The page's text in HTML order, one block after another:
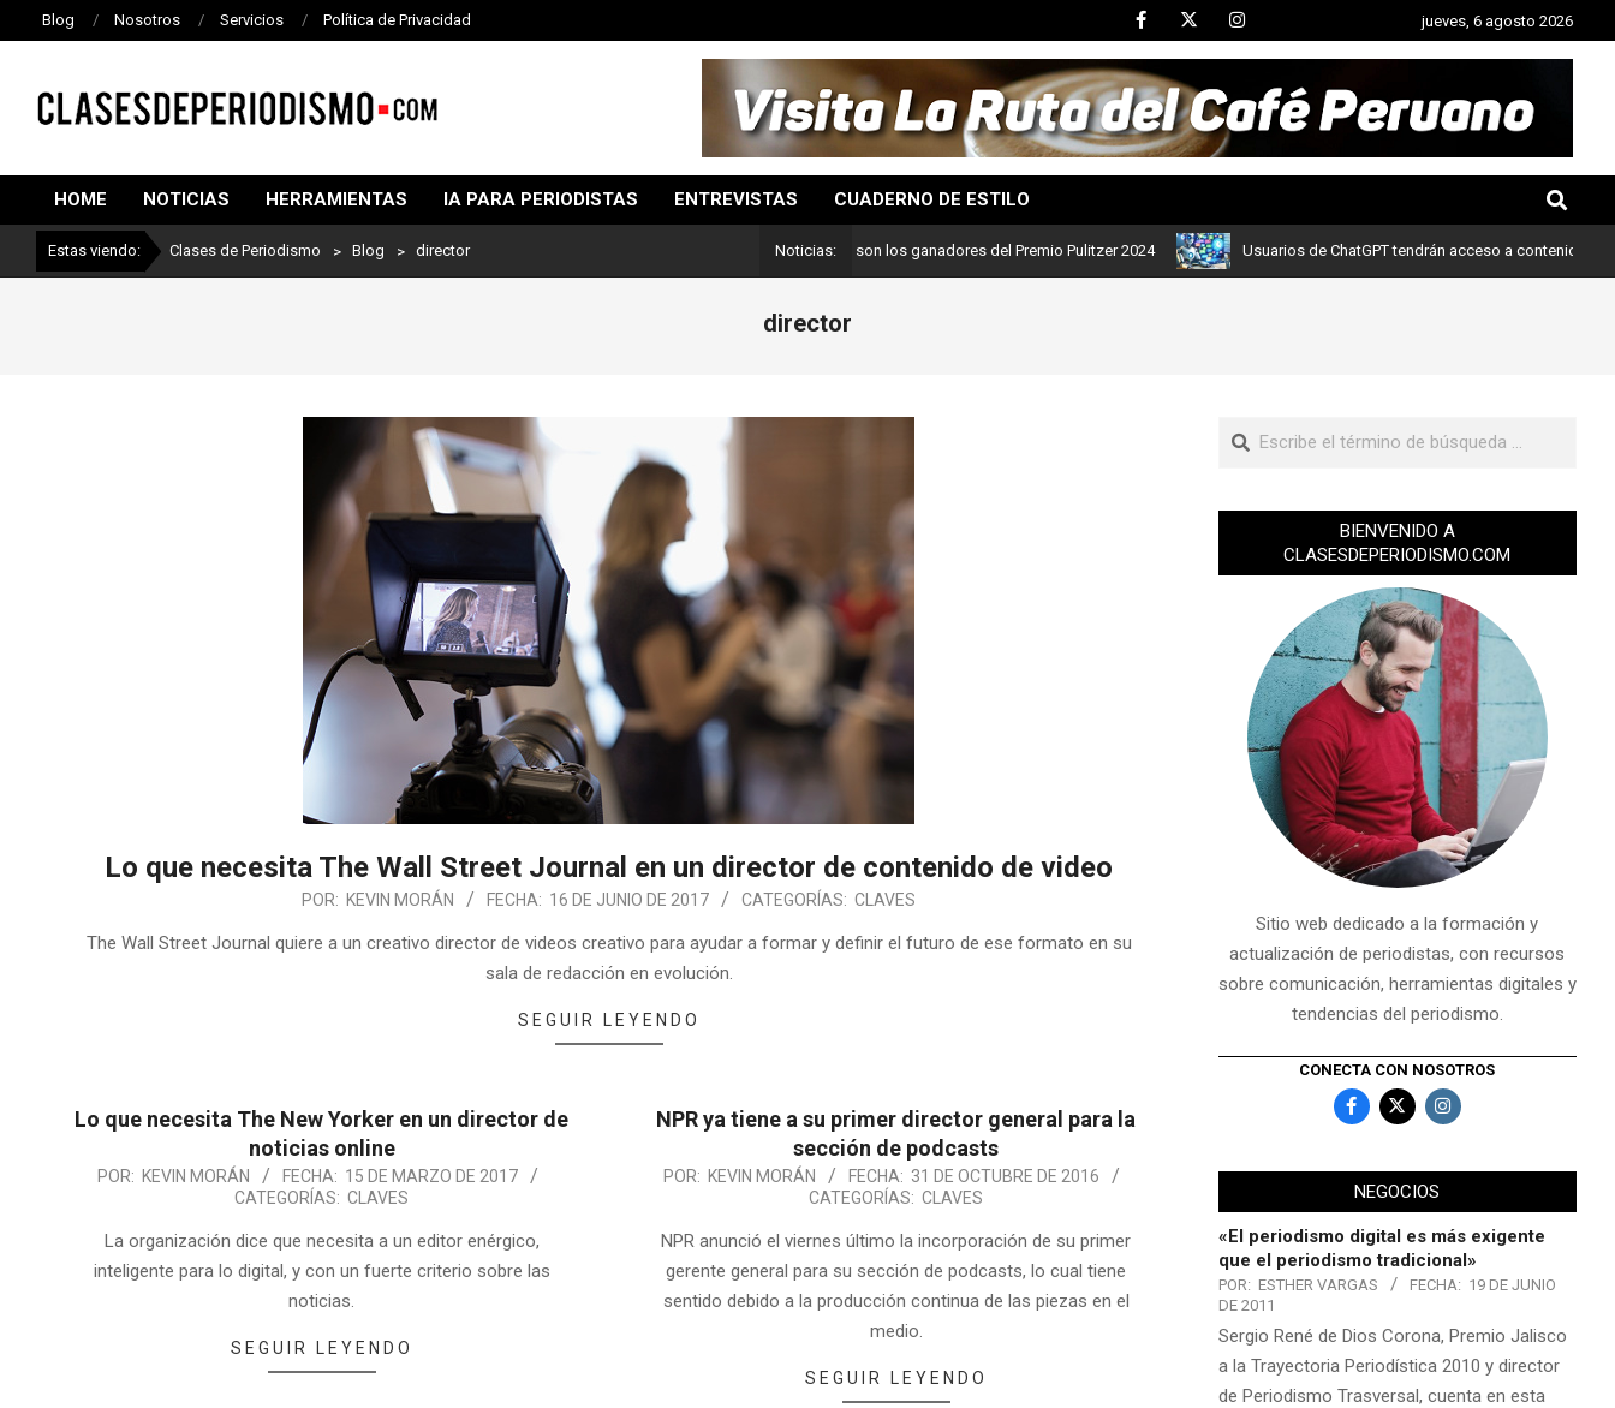
Blog Nosotros Servicios Política de Privacidad jueves, 6 agosto 2026
DE
PERIODISMO
HOME NOTICIAS HERRAMIENTAS IA PARA PERIODISTAS ENTREVISTAS CUADERNO DE ESTILO
Estas viendo: Clases de Periodismo > Blog > director Noticias:
Lo mejor del periodismo: Estos son los ganadores del Premio Pulitzer 2024 Usuarios de ChatGPT tendrán acceso a contenidos de noticias
director
Lo que necesita The Wall Street Journal en un director de contenido de video
POR: KEVIN MORÁN FECHA: 16 DE JUNIO DE 2017 CATEGORÍAS: CLAVES
The Wall Street Journal quiere a un creativo director de videos creativo para ayudar a formar y definir el futuro de ese formato en su
sala de redacción en evolución.
SEGUIR LEYENDO
Lo que necesita The New Yorker en un director de
noticias online
POR: KEVIN MORÁN FECHA: 15 DE MARZO DE 2017
CATEGORÍAS: CLAVES
La organización dice que necesita a un editor enérgico,
inteligente para lo digital, y con un fuerte criterio sobre las
noticias.
SEGUIR LEYENDO
NPR ya tiene a su primer director general para la
sección de podcasts
POR: KEVIN MORÁN FECHA: 31 DE OCTUBRE DE 2016
CATEGORÍAS: CLAVES
NPR anunció el viernes último la incorporación de su primer
gerente general para su sección de podcasts, lo cual tiene
sentido debido a la producción continua de las piezas en el
medio.
SEGUIR LEYENDO
BIENVENIDO A
CLASESDEPERIODISMO.COM
Sitio web dedicado a la formación y
actualización de periodistas, con recursos
sobre comunicación, herramientas digitales y
tendencias del periodismo.
CONECTA CON NOSOTROS
NEGOCIOS
«El periodismo digital es más exigente
que el periodismo tradicional»
POR: ESTHER VARGAS FECHA: 19 DE JUNIO
DE 2011
Sergio René de Dios Corona, Premio Jalisco
a la Trayectoria Periodística 2010 y director
de Periodismo Trasversal, cuenta en esta